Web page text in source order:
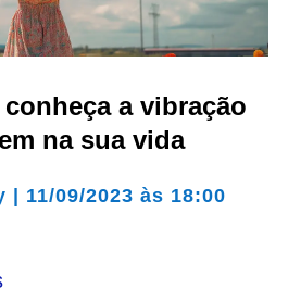
a vibração
na sua vida
11/09/2023 às 18:00